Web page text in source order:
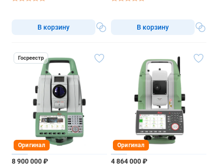
В корзину В корзину
Госреестр
Оригинал
8 900 000 ₽
Оригинал
4 864 000 ₽